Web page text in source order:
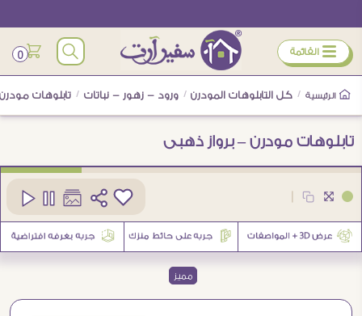
ÿ القائمة 0
الرئيسية / كل التابلوهات المودرن / ورود - زهور - نباتات / تابلوهات
تابلوهات مودرن – برواز ذهبى
مميز